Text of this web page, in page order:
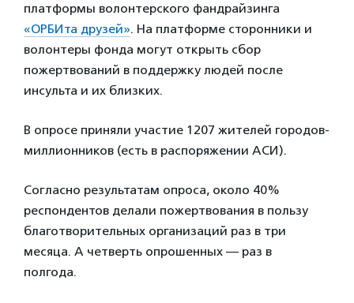
платформы волонтерского фандрайзинга
«ОРБИта друзей». На платформе сторонники и
волонтеры фонда могут открыть сбор
пожертвований в поддержку людей после
инсульта и их близких.
В опросе приняли участие 1207 жителей городов-
миллионников (есть в распоряжении АСИ).
Согласно результатам опроса, около 40%
респондентов делали пожертвования в пользу
благотворительных организаций раз в три
месяца. А четверть опрошенных — раз в
полгода.